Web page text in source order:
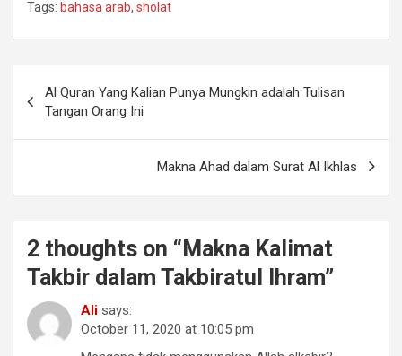
Tags: bahasa arab, sholat
navigation
Al Quran Yang Kalian Punya Mungkin adalah Tulisan
Tangan Orang Ini
Makna Ahad dalam Surat Al Ikhlas
2 thoughts on “ Makna Kalimat
Takbir dalam Takbiratul Ihram”
Ali says:
October 11, 2020 at 10:05 pm